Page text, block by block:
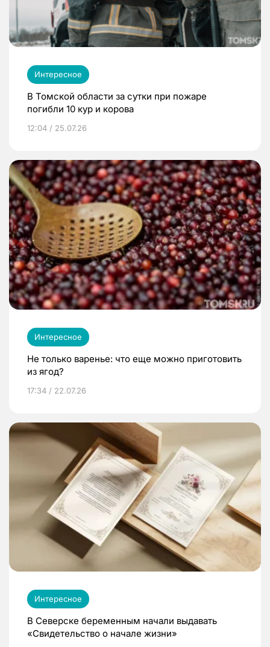
Интересное
В Томской области за сутки при пожаре
погибли 10 кур и корова
12:04 / 25.07.26
Интересное
Не только варенье: что еще можно приготовить
из ягод?
17:34 / 22.07.26
Интересное
В Северске беременным начали выдавать
«Свидетельство о начале жизни»